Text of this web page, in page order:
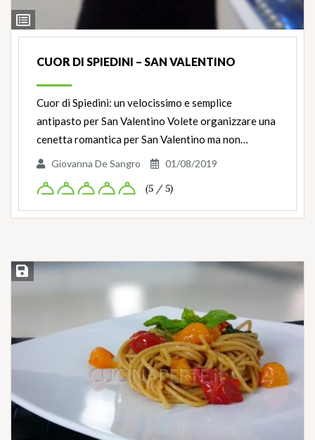
Ingredienti
CUOR DI SPIEDINI – SAN VALENTINO
Cuor di Spiedini: un velocissimo e semplice
antipasto per San Valentino Volete organizzare una
cenetta romantica per San Valentino ma non…
Giovanna De Sangro 01/08/2019
(5 / 5)
Salva ricetta